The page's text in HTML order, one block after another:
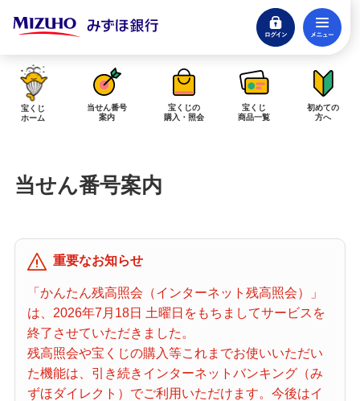
ログイン
閉じる
みずほダイレクトログイン
当せん金の受取方法について
購入した宝くじの確認方法について
「代金が引き落としされない」「購入明細に表示されない」にお答えしま
す。
宝くじホーム
当せん番号案内
宝くじ
ホーム
当せん番号
案内
宝くじの
購入・照会
宝くじ
商品一覧
初めての
方へ
当せん番号案内
重要なお知らせ
「かんたん残高照会（インターネット残高照会）」
は、2026年7月18日 土曜日をもちましてサービスを
終了させていただきました。
残高照会や宝くじの購入等これまでお使いいただい
た機能は、引き続きインターネットバンキング（み
ずほダイレクト）でご利用いただけます。今後はイ